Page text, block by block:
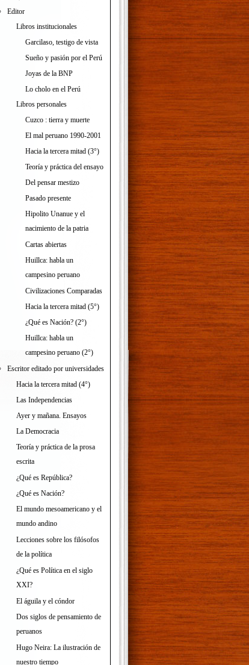
Editor
Libros institucionales
Garcilaso, testigo de vista
Sueño y pasión por el Perú
Joyas de la BNP
Lo cholo en el Perú
Libros personales
Cuzco : tierra y muerte
El mal peruano 1990-2001
Hacia la tercera mitad (3°)
Teoría y práctica del ensayo
Del pensar mestizo
Pasado presente
Hipolito Unanue y el
nacimiento de la patria
Cartas abiertas
Huillca: habla un
campesino peruano
Civilizaciones Comparadas
Hacia la tercera mitad (5°)
¿Qué es Nación? (2°)
Huillca: habla un
campesino peruano (2°)
Escritor editado por universidades
Hacia la tercera mitad (4°)
Las Independencias
Ayer y mañana. Ensayos
La Democracia
Teoría y práctica de la prosa
escrita
¿Qué es República?
¿Qué es Nación?
El mundo mesoamericano y el
mundo andino
Lecciones sobre los filósofos
de la política
¿Qué es Política en el siglo
XXI?
El águila y el cóndor
Dos siglos de pensamiento de
peruanos
Hugo Neira: La ilustración de
nuestro tiempo